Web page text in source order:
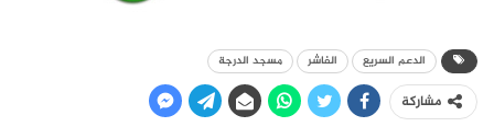
الدعم السريع الفاشر مسجد الدرجة
مشاركة